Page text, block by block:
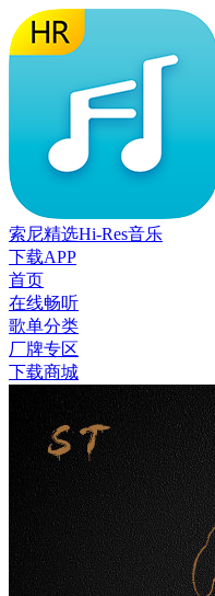
索尼精选Hi-Res音乐
下载APP
首页
在线畅听
歌单分类
厂牌专区
下载商城